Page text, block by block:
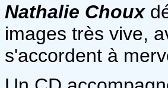
Nathalie Choux
images très vive,
s'accordent à